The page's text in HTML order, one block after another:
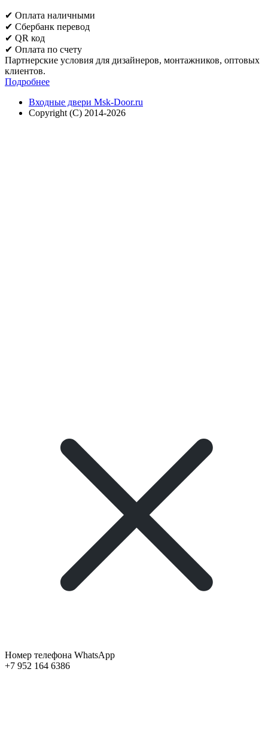
✔ Оплата наличными
✔ Cбербанк перевод
✔ QR код
✔ Оплата по счету
Партнерские условия для дизайнеров, монтажников, оптовых
клиентов.
Подробнее
Входные двери Msk-Door.ru
Copyright (C) 2014-2026
Номер телефона WhatsApp
+7 952 164 6386